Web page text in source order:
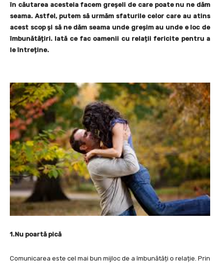
în căutarea acesteia facem greșeli de care poate nu ne dăm
seama. Astfel, putem să urmăm sfaturile celor care au atins
acest scop și să ne dăm seama unde greșim au unde e loc de
îmbunătățiri. Iată ce fac oamenii cu relații fericite pentru a
le întreține.
1.Nu poartă pică
Comunicarea este cel mai bun mijloc de a îmbunătăți o relație. Prin